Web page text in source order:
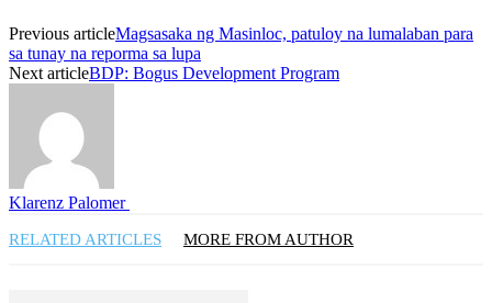
Previous articleMagsasaka ng Masinloc, patuloy na lumalaban para
sa tunay na reporma sa lupa
Next articleBDP: Bogus Development Program
Klarenz Palomer
RELATED ARTICLES MORE FROM AUTHOR